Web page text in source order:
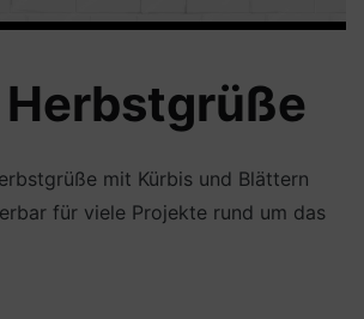
mit Kürbis und Blättern
für viele Projekte rund um das